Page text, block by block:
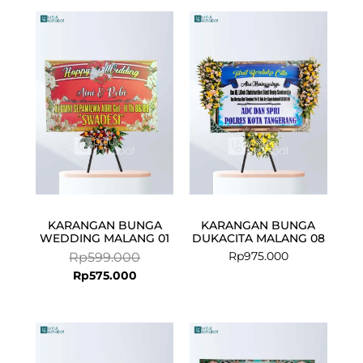
KARANGAN BUNGA
WEDDING MALANG 01
Rp599.000
Rp599.000.
Rp575.000
Rp575.000.
KARANGAN BUNGA
DUKACITA MALANG 08
Rp975.000